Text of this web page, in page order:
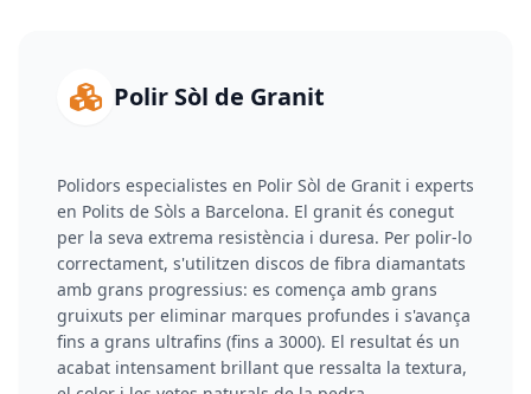
Polir Sòl de Granit
Polidors especialistes en Polir Sòl de Granit i experts
en Polits de Sòls a Barcelona. El granit és conegut
per la seva extrema resistència i duresa. Per polir-lo
correctament, s'utilitzen discos de fibra diamantats
amb grans progressius: es comença amb grans
gruixuts per eliminar marques profundes i s'avança
fins a grans ultrafins (fins a 3000). El resultat és un
acabat intensament brillant que ressalta la textura,